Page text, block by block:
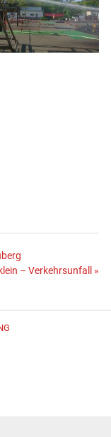
– Verkehrsunfall »